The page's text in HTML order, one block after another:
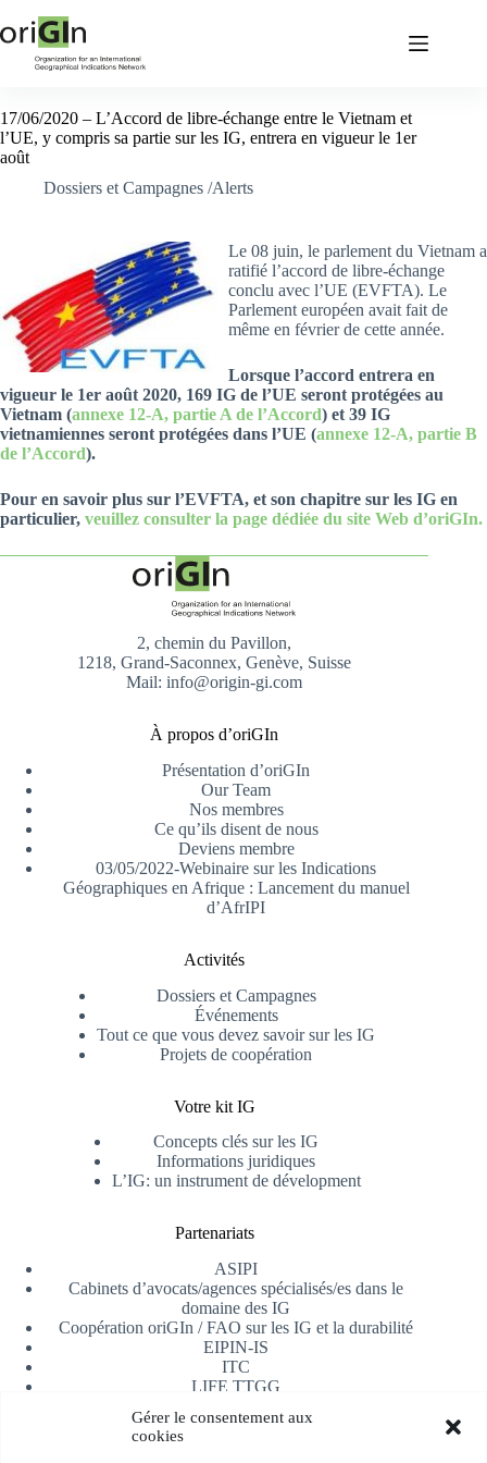
Gérer le consentement aux
cookies
17/06/2020 – L’Accord de libre-échange entre le Vietnam et
l’UE, y compris sa partie sur les IG, entrera en vigueur le 1er
août
Dossiers et Campagnes /Alerts
Le 08 juin, le parlement du Vietnam a
ratifié l’accord de libre-échange
conclu avec l’UE (EVFTA). Le
Parlement européen avait fait de
même en février de cette année.
Lorsque l’accord entrera en
vigueur le 1er août 2020, 169 IG de l’UE seront protégées au
Vietnam (annexe 12-A, partie A de l’Accord) et 39 IG
vietnamiennes seront protégées dans l’UE (annexe 12-A, partie B
de l’Accord).
Pour en savoir plus sur l’EVFTA, et son chapitre sur les IG en
particulier, veuillez consulter la page dédiée du site Web d’oriGIn.
2, chemin du Pavillon,
1218, Grand-Saconnex, Genève, Suisse
Mail: info@origin-gi.com
À propos d’oriGIn
Présentation d’oriGIn
Our Team
Nos membres
Ce qu’ils disent de nous
Deviens membre
03/05/2022-Webinaire sur les Indications
Géographiques en Afrique : Lancement du manuel
d’AfrIPI
Activités
Dossiers et Campagnes
Événements
Tout ce que vous devez savoir sur les IG
Projets de coopération
Votre kit IG
Concepts clés sur les IG
Informations juridiques
L’IG: un instrument de dévelopment
Partenariats
ASIPI
Cabinets d’avocats/agences spécialisés/es dans le
domaine des IG
Coopération oriGIn / FAO sur les IG et la durabilité
EIPIN-IS
ITC
LIFE TTGG
AfrIPI